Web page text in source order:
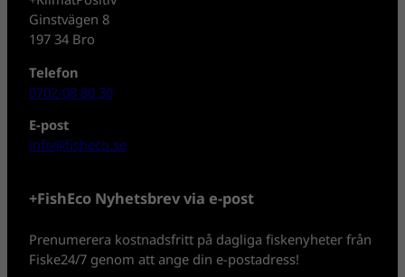
Ginstvägen 8
197 34 Bro
Telefon
0702-08 80 30
E-post
info@fisheco.se
+FishEco Nyhetsbrev via e-post
Prenumerera kostnadsfritt på dagliga fiskenyheter från
Fiske24/7 genom att ange din e-postadress!